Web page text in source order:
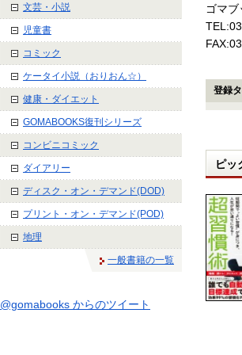
ゴマ
登録タ
ピッ
文芸・小説
児童書
コミック
ケータイ小説（おりおん☆）
健康・ダイエット
GOMABOOKS復刊シリーズ
コンビニコミック
ダイアリー
ディスク・オン・デマンド(DOD)
プリント・オン・デマンド(POD)
地理
一般書籍の一覧
@gomabooks からのツイート